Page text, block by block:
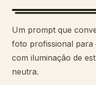
Prompts
Preços
Um prompt que
foto profissional para
com iluminação de
neutra.